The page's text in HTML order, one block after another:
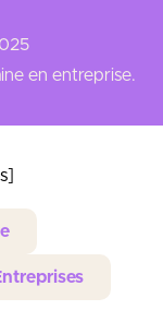
en entreprise.